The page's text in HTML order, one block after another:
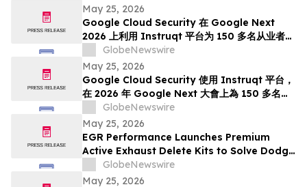
May 25, 2026
Google Cloud Security 在 Google Next
2026 上利用 Instruqt 平台为 150 多名从业者提
供智能体 AI 培训
GlobeNewswire
May 25, 2026
Google Cloud Security 使用 Instruqt 平台，
在 2026 年 Google Next 大會上為 150 多名從
業人員提供代理型人工智能培訓
GlobeNewswire
May 25, 2026
EGR Performance Launches Premium
Active Exhaust Delete Kits to Solve Dodge
and Chrysler Exhaust Valve Failures
Permanently
GlobeNewswire
May 25, 2026